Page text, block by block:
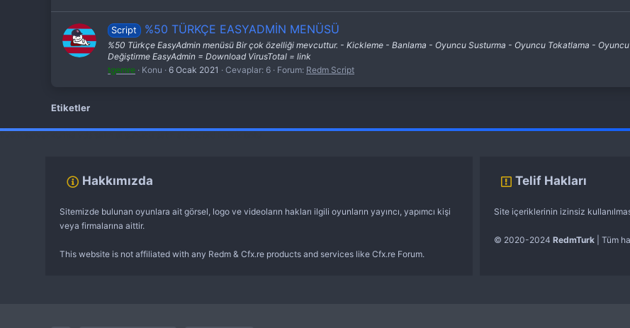
Script %50 TÜRKÇE EASYADMİN MENÜSÜ
%50 Türkçe EasyAdmin menüsü Bir çok özelliği mevcuttur. - Kickleme - Banlama - Oyuncu Susturma - Oyuncu Tokatlama -
Değiştirme EasyAdmin = Download VirusTotal = link
tgemre
Konu 6 Ocak 2021 Cevaplar: 6 Forum: Redm Script
Etiketler
Hakkımızda
Sitemizde bulunan oyunlara ait görsel, logo ve videoların hakları ilgili oyunların yayıncı, yapımcı kişi
veya firmalarına aittir.
This website is not affiliated with any Redm & Cfx.re products and services like Cfx.re Forum.
Telif Hakları
Site içeriklerinin izinsiz
© 2020-2024 RedmTurk | Tüm